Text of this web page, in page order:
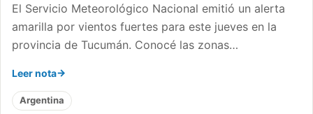
El Servicio Meteorológico Nacional emitió un alerta
amarilla por vientos fuertes para este jueves en la
provincia de Tucumán. Conocé las zonas…
Leer nota
Argentina